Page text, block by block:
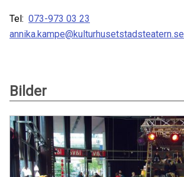
Tel: 073-973 03 23
annika.kampe@kulturhusetstadsteatern.se
Bilder